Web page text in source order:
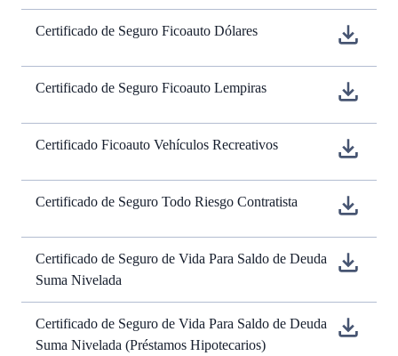
Certificado de Seguro Ficoauto Dólares
Certificado de Seguro Ficoauto Lempiras
Certificado Ficoauto Vehículos Recreativos
Certificado de Seguro Todo Riesgo Contratista
Certificado de Seguro de Vida Para Saldo de Deuda
Suma Nivelada
Certificado de Seguro de Vida Para Saldo de Deuda
Suma Nivelada (Préstamos Hipotecarios)